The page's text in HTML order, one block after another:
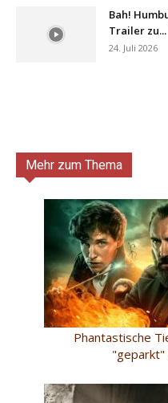
Bah!
Trailer zu...
24. Juli 2026
Mehr zum Thema
Phantastische
"geparkt"